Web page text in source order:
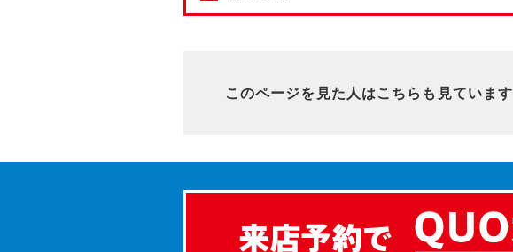
このページを見た人はこちらも見ています